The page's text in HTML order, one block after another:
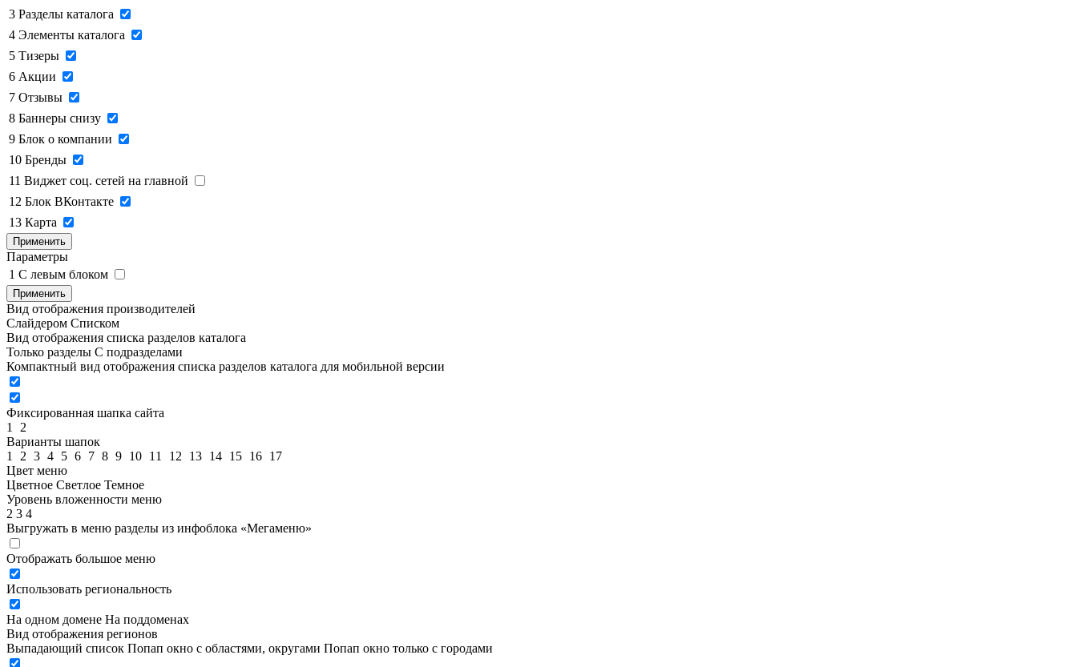
3 Разделы каталога
4 Элементы каталога
5 Тизеры
6 Акции
7 Отзывы
8 Баннеры снизу
9 Блок о компании
10 Бренды
11 Виджет соц. сетей на главной
12 Блок ВКонтакте
13 Карта
Применить
Параметры
1 C левым блоком
Применить
Вид отображения производителей
Слайдером Списком
Вид отображения списка разделов каталога
Только разделы С подразделами
Компактный вид отображения списка разделов каталога для мобильной версии
Фиксированная шапка сайта
1
2
Варианты шапок
1
2 3 4 5 6 7 8 9 10 11 12 13 14 15 16 17
Цвет меню
Цветное Светлое Темное
Уровень вложенности меню
2 3 4
Выгружать в меню разделы из инфоблока «Мегаменю»
Отображать большое меню
Использовать региональность
На одном домене На поддоменах
Вид отображения регионов
Выпадающий список Попап окно c областями, округами Попап окно только с городами